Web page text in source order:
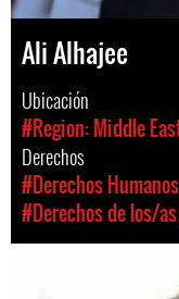
Ali Alhajee
Ubicación
#Region: Middle
Derechos
#Derechos Humanos
#Derechos de los/